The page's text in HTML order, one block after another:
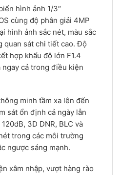
hình ảnh 1/3″
cùng độ phân giải 4MP
hình ảnh sắc nét, màu sắc
quan sát chi tiết cao. Độ
hợp khẩu độ lớn F1.4
cả trong điều kiện
minh tầm xa lên đến
sát ổn định cả ngày lẫn
3D DNR, BLC và
trong các môi trường
ngược sáng mạnh.
xâm nhập, vượt hàng rào